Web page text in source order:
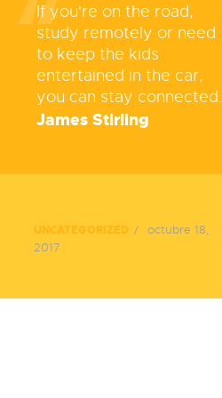
If you're on the road,
study remotely or need
to keep the kids
entertained in the car,
you can stay connected.
James Stirling
UNCATEGORIZED
octubre 18,
2017